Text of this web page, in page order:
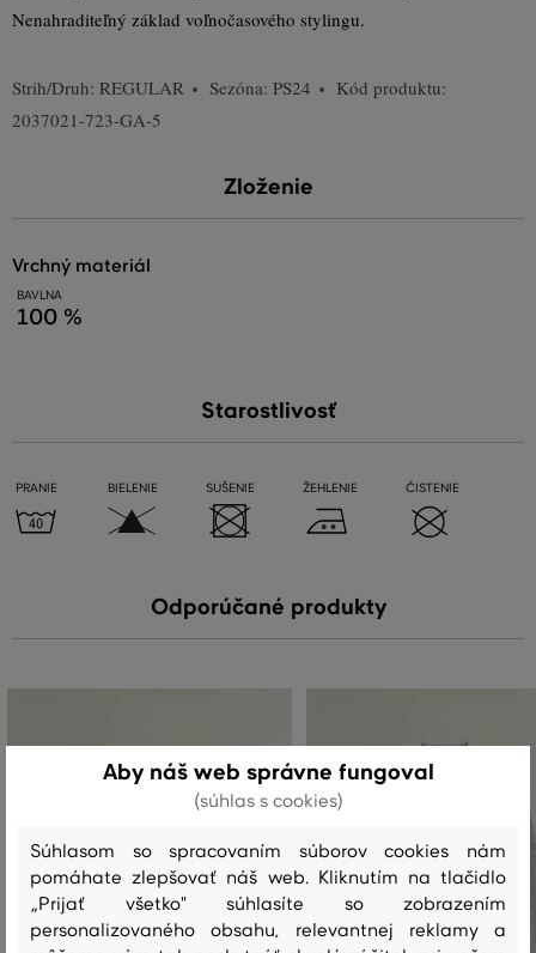
Nenahraditeľný základ voľnočasového stylingu.
Strih/Druh: REGULAR Sezóna: PS24
Kód produktu:
2037021-723-GA-5
Zloženie
vrchný materiál
BAVLNA
100 %
Starostlivosť
PRANIE BIELENIE SUŠENIE ŽEHLENIE ČISTENIE
Odporúčané produkty
Aby náš web správne fungoval
(súhlas s cookies)
Súhlasom so spracovaním súborov cookies nám
pomáhate zlepšovať náš web. Kliknutím na tlačidlo
„Prijať všetko" súhlasíte so zobrazením
personalizovaného obsahu, relevantnej reklamy a